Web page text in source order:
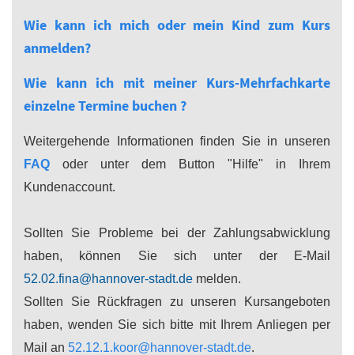
Wie kann ich mich oder mein Kind zum Kurs
anmelden?
Wie kann ich mit meiner Kurs-Mehrfachkarte
einzelne Termine buchen ?
Weitergehende Informationen finden Sie in unseren
FAQ
oder unter dem Button "Hilfe" in Ihrem
Kundenaccount.
Sollten Sie Probleme bei der Zahlungsabwicklung
haben, können Sie sich unter der E-Mail
52.02.fina@hannover-stadt.de melden.
Sollten Sie Rückfragen zu unseren Kursangeboten
haben, wenden Sie sich bitte mit Ihrem Anliegen per
Mail an 52.12.1.koor@hannover-stadt.de.